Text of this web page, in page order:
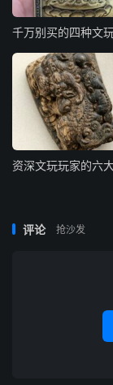
千万别买的四种文
资深文玩玩家的六
评论 抢沙发